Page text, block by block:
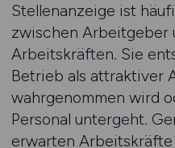
Stellenanzeige ist
zwischen Arbeitgeber
Arbeitskräften. Sie
Betrieb als attraktiver
wahrgenommen wird
Personal untergeht.
erwarten